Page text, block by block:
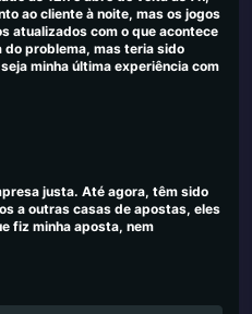
ao cliente à noite, mas os jogos
atualizados com o que acontece
do problema, mas teria sido
minha última experiência com
justa. Até agora, têm sido
a outras casas de apostas, eles
fiz minha aposta, nem